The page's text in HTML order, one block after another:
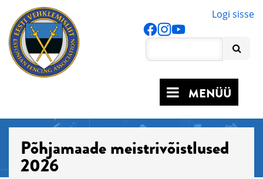
Logi sisse
MENÜÜ
Põhjamaade meistrivõistlused
2026